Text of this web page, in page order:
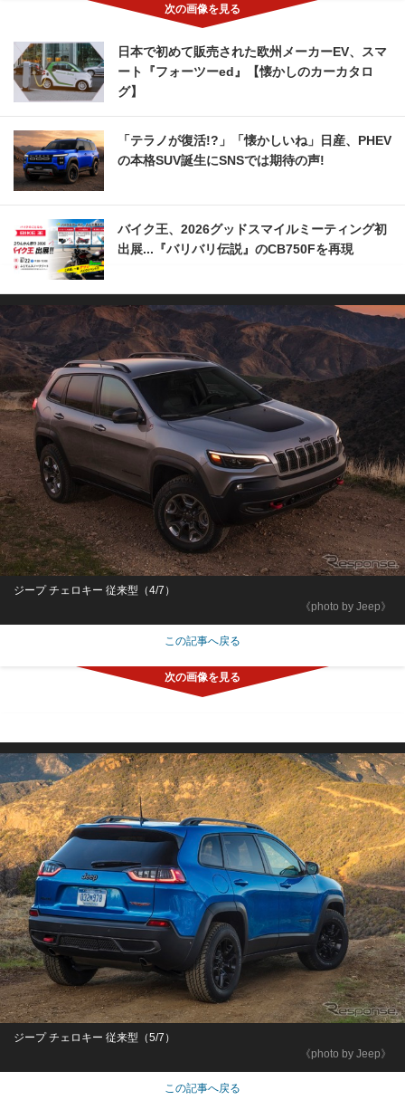
日本で初めて販売された欧州メーカーEV、スマ
ート『フォーツーed』【懐かしのカーカタロ
グ】
「テラノが復活!?」「懐かしいね」日産、PHEV
の本格SUV誕生にSNSでは期待の声!
バイク王、2026グッドスマイルミーティング初
出展...『バリバリ伝説』のCB750Fを再現
《photo by Jeep》
ジープ チェロキー 従来型（4/7）
この記事へ戻る
《photo by Jeep》
ジープ チェロキー 従来型（5/7）
この記事へ戻る